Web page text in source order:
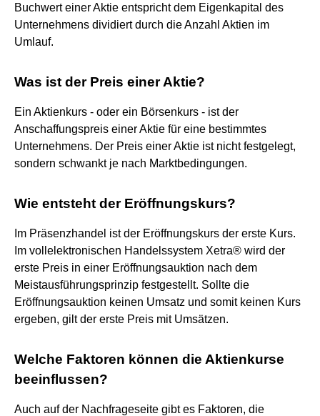
Buchwert einer Aktie entspricht dem Eigenkapital des
Unternehmens dividiert durch die Anzahl Aktien im
Umlauf.
Was ist der Preis einer Aktie?
Ein Aktienkurs - oder ein Börsenkurs - ist der
Anschaffungspreis einer Aktie für eine bestimmtes
Unternehmens. Der Preis einer Aktie ist nicht festgelegt,
sondern schwankt je nach Marktbedingungen.
Wie entsteht der Eröffnungskurs?
Im Präsenzhandel ist der Eröffnungskurs der erste Kurs.
Im vollelektronischen Handelssystem Xetra® wird der
erste Preis in einer Eröffnungsauktion nach dem
Meistausführungsprinzip festgestellt. Sollte die
Eröffnungsauktion keinen Umsatz und somit keinen Kurs
ergeben, gilt der erste Preis mit Umsätzen.
Welche Faktoren können die Aktienkurse
beeinflussen?
Auch auf der Nachfrageseite gibt es Faktoren, die